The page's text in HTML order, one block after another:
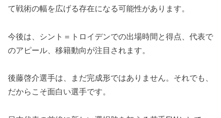
て戦術の幅を広げる存在になる可能性があります。
今後は、シント＝トロイデンでの出場時間と得点、代表で
のアピール、移籍動向が注目されます。
後藤啓介選手は、まだ完成形ではありません。それでも、
だからこそ面白い選手です。